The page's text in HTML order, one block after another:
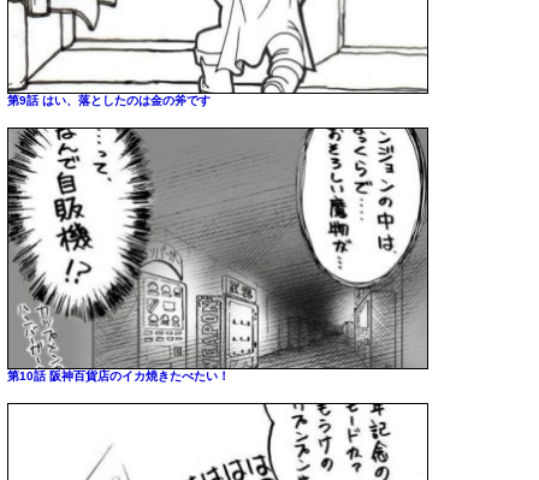
第9話 はい、落としたのは金の斧です
第10話 阪神百貨店のイカ焼きたべたい！